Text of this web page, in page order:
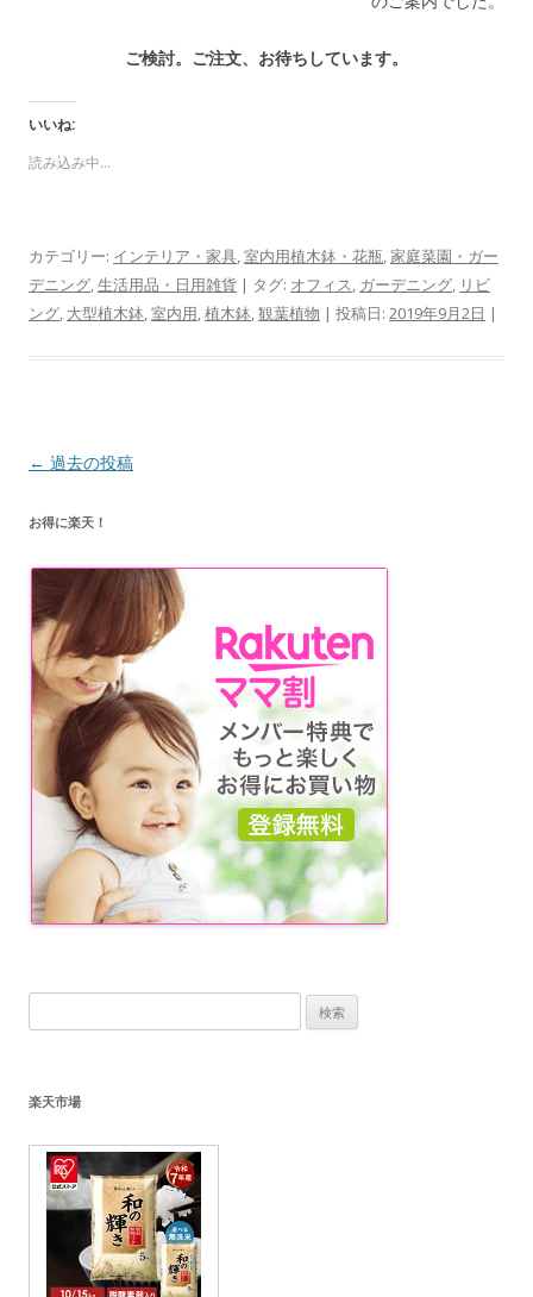
ご検討。ご注文、お待ちしています。
いいね:
読み込み中...
カテゴリー: インテリア・家具,室内用植木鉢・花瓶,家庭菜園・ガー
デニング,生活用品・日用雑貨 | タグ: オフィス, ガーデニング, リビ
ング, 大型植木鉢,室内用,植木鉢,観葉植物 | 投稿日: 2019年9月2日 |
投
ナ
ビ
ゲ
ー
シ
ョ
ン
← 過去の投稿
お得に楽天！
索:
楽天市場